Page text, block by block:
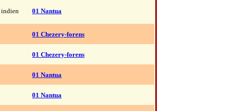
indien 01 Nantua
01 Chezery-forens
01 Chezery-forens
01 Nantua
01 Nantua